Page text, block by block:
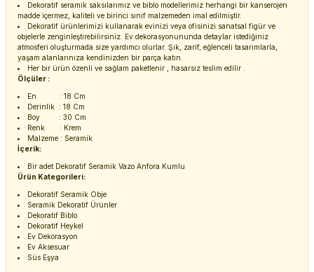
Dekoratif seramik saksılarımız ve biblo modellerimiz herhangi bir kanserojen
madde içermez, kaliteli ve birinci sınıf malzemeden imal edilmiştir.
Dekoratif ürünlerimizi kullanarak evinizi veya ofisinizi sanatsal figür ve
objelerle zenginleştirebilirsiniz. Ev dekorasyonununda detaylar istediğiniz
atmosferi oluşturmada size yardımcı olurlar. Şık, zarif, eğlenceli tasarımlarla,
yaşam alanlarınıza kendinizden bir parça katın.
Her bir ürün özenli ve sağlam paketlenir , hasarsız teslim edilir .
Ölçüler :
En : 18 Cm
Derinlik : 18 Cm
Boy : 30 Cm
Renk : Krem
Malzeme : Seramik
İçerik:
Bir adet Dekoratif Seramik Vazo Anfora Kumlu
Ürün Kategorileri:
Dekoratif Seramik Obje
Seramik Dekoratif Ürünler
Dekoratif Biblo
Dekoratif Heykel
Ev Dekorasyon
Ev Aksesuar
Süs Eşya